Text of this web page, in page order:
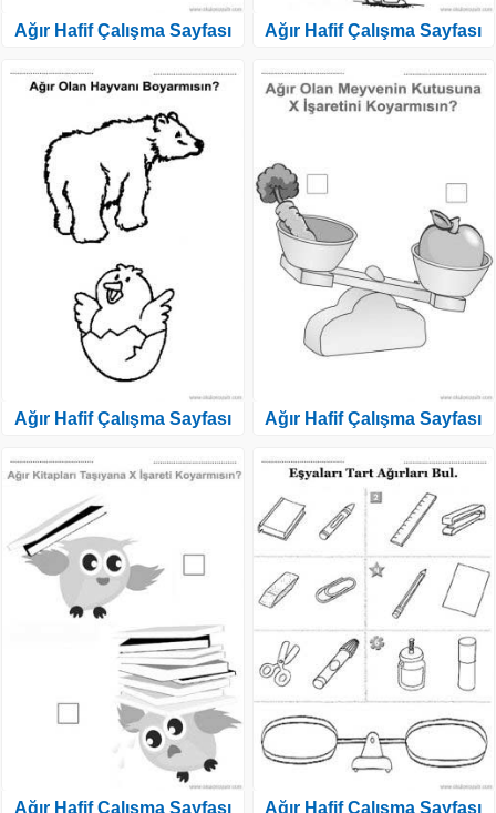
Ağır Hafif Çalışma Sayfası
Ağır Hafif Çalışma Sayfası
Ağır Hafif Çalışma Sayfası
Ağır Hafif Çalışma Sayfası
Ağır Hafif Çalışma Sayfası
Ağır Hafif Çalışma Sayfası